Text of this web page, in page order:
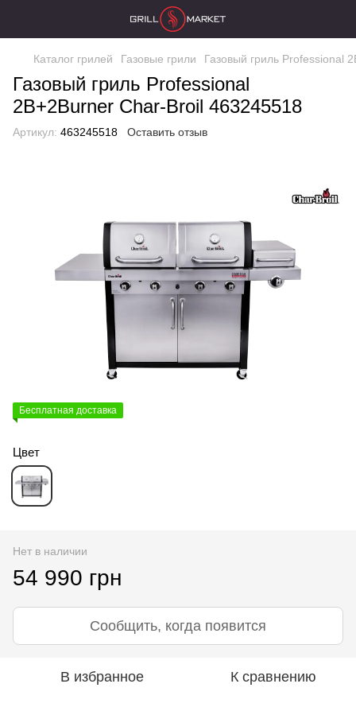
Каталог грилей Газовые грили Газовый гриль Professional
Газовый гриль Professional
2B+2Burner Char-Broil 463245518
Артикул: 463245518 Оставить отзыв
Бесплатная доставка
Цвет
Нет в наличии
54 990 грн
Сообщить, когда появится
В избранное К сравнению